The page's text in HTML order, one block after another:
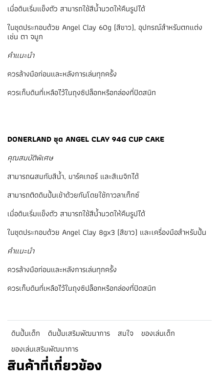
เมื่อดินเริ่มแข็งตัว สามารถใช้สีน้ำนวดให้คืนรูปได้
ในชุดประกอบด้วย Angel Clay 60g (สีขาว), อุปกรณ์สำหรับตกแต่ง
เช่น ตา จมูก
คำแนะนำ
ควรล้างมือก่อนและหลังการเล่นทุกครั้ง
ควรเก็บดินที่เหลือไว้ในถุงซิปล็อกหรือกล่องที่ปิดสนิท
DONERLAND ชุด ANGEL CLAY 94G CUP CAKE
คุณสมบัติพิเศษ
สามารถผสมกับสีน้ำ, มาร์คเกอร์ และสีเมจิกได้
สามารถติดดินปั้นเข้าด้วยกันโดยใช้กาวลาเท็กซ์
เมื่อดินเริ่มแข็งตัว สามารถใช้สีน้ำนวดให้คืนรูปได้
ในชุดประกอบด้วย Angel Clay 8gx3 (สีขาว) และเครื่องมือสำหรับปั้น
คำแนะนำ
ควรล้างมือก่อนและหลังการเล่นทุกครั้ง
ควรเก็บดินที่เหลือไว้ในถุงซิปล็อกหรือกล่องที่ปิดสนิท
ดินปั้นเด็ก ดินปั้มเสริมพัฒนาการ สมใจ
ของเล่นเด็ก
ของเล่นเสริมพัฒนาการ
สินค้าที่เกี่ยวข้อง